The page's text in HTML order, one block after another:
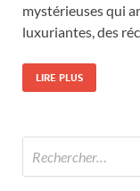
mystérieuses qui
luxuriantes, des
LIRE PLUS